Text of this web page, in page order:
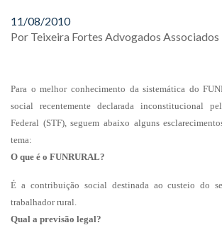
11/08/2010
Por Teixeira Fortes Advogados Associados
Para o melhor conhecimento da sistemática do
social recentemente declarada inconstitucional
Federal (STF), seguem abaixo alguns
tema:
O que é o FUNRURAL?
É a contribuição social destinada ao custeio do
trabalhador rural.
Qual a previsão legal?